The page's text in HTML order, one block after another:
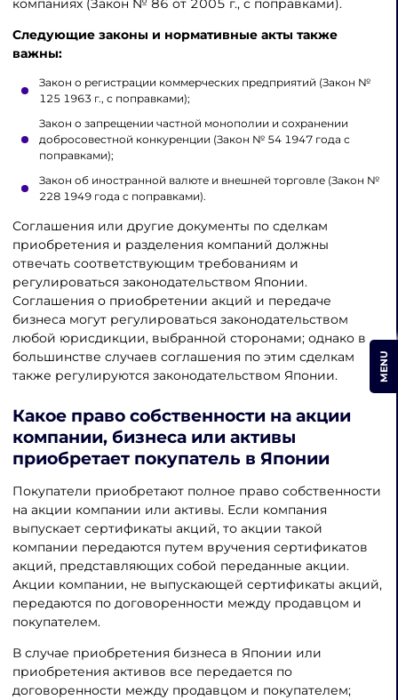
компаниях (Закон № 86 от 2005 г., с поправками).
Следующие законы и нормативные акты также
важны:
Закон о регистрации коммерческих предприятий (Закон №
125 1963 г., с поправками);
Закон о запрещении частной монополии и сохранении
добросовестной конкуренции (Закон № 54 1947 года с
поправками);
Закон об иностранной валюте и внешней торговле (Закон №
228 1949 года с поправками).
Соглашения или другие документы по сделкам
приобретения и разделения компаний должны
отвечать соответствующим требованиям и
регулироваться законодательством Японии.
Соглашения о приобретении акций и передаче
бизнеса могут регулироваться законодательством
любой юрисдикции, выбранной сторонами; однако в
большинстве случаев соглашения по этим сделкам
также регулируются законодательством Японии.
Какое право собственности на акции
компании, бизнеса или активы
приобретает покупатель в Японии
Покупатели приобретают полное право собственности
на акции компании или активы. Если компания
выпускает сертификаты акций, то акции такой
компании передаются путем вручения сертификатов
акций, представляющих собой переданные акции.
Акции компании, не выпускающей сертификаты акций,
передаются по договоренности между продавцом и
покупателем.
В случае приобретения бизнеса в Японии или
приобретения активов все передается по
договоренности между продавцом и покупателем;
MENU